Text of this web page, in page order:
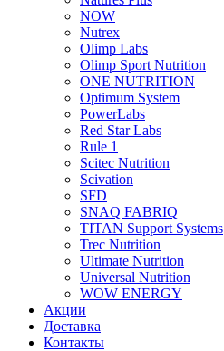
NOW
Nutrex
Olimp Labs
Olimp Sport Nutrition
ONE NUTRITION
Optimum System
PowerLabs
Red Star Labs
Rule 1
Scitec Nutrition
Scivation
SFD
SNAQ FABRIQ
TITAN Support Systems
Trec Nutrition
Ultimate Nutrition
Universal Nutrition
WOW ENERGY
Акции
Доставка
Контакты